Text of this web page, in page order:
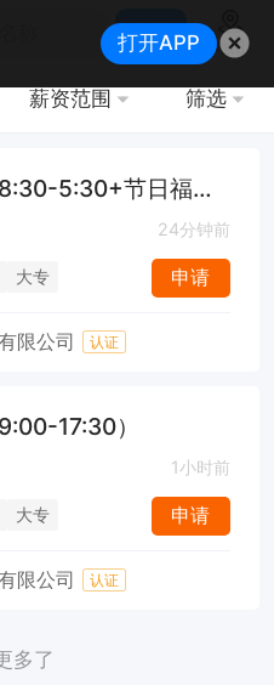
搜索
地图
薪资范围 筛选
电商客服售后（五险+8:30-5:30+节日福利）
24分钟前
大专 申请
限公司 认证
17:30）
1小时前
大专 申请
限公司 认证
多了
打开APP